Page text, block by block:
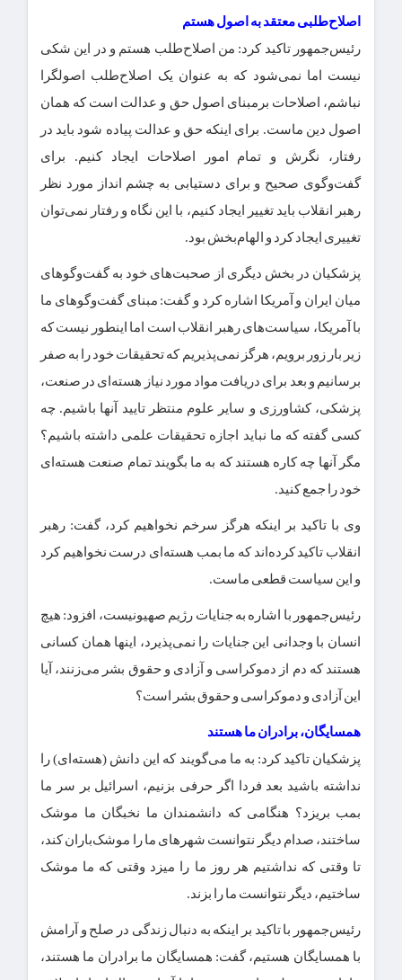
اصلاح‌طلبی معتقد به اصول هستم
رئیس‌جمهور تاکید کرد: من اصلاح‌طلب هستم و در این شکی
نیست اما نمی‌شود که به عنوان یک اصلاح‌طلب اصولگرا
نباشم، اصلاحات برمبنای اصول حق و عدالت است که همان
اصول دین ماست. برای اینکه حق و عدالت پیاده شود باید در
رفتار، نگرش و تمام امور اصلاحات ایجاد کنیم. برای
گفت‌وگوی صحیح و برای دستیابی به چشم انداز مورد نظر
رهبر انقلاب باید تغییر ایجاد کنیم، با این نگاه و رفتار نمی‌توان
تغییری ایجاد کرد و الهام‌بخش بود.
پزشکیان در بخش دیگری از صحبت‌های خود به گفت‌وگوهای
میان ایران و آمریکا اشاره کرد و گفت: مبنای گفت‌وگوهای ما
با آمریکا، سیاست‌های رهبر انقلاب است اما اینطور نیست که
زیر بار زور برویم، هرگز نمی‌پذیریم که تحقیقات خود را به صفر
برسانیم و بعد برای دریافت مواد مورد نیاز هسته‌ای در صنعت،
پزشکی، کشاورزی و سایر علوم منتظر تایید آنها باشیم. چه
کسی گفته که ما نباید اجازه تحقیقات علمی داشته باشیم؟
مگر آنها چه کاره هستند که به ما بگویند تمام صنعت هسته‌ای
خود را جمع کنید.
وی با تاکید بر اینکه هرگز سرخم نخواهیم کرد، گفت: رهبر
انقلاب تاکید کرده‌اند که ما بمب هسته‌ای درست نخواهیم کرد
و این سیاست قطعی ماست.
رئیس‌جمهور با اشاره به جنایات رژیم صهیونیست، افزود: هیچ
انسان با وجدانی این جنایات را نمی‌پذیرد، اینها همان کسانی
هستند که دم از دموکراسی و آزادی و حقوق بشر می‌زنند، آیا
این آزادی و دموکراسی و حقوق بشر است؟
همسایگان، برادران ما هستند
پزشکیان تاکید کرد: به ما می‌گویند که این دانش (هسته‌ای) را
نداشته باشید بعد فردا اگر حرفی بزنیم، اسرائیل بر سر ما
بمب بریزد؟ هنگامی که دانشمندان ما نخبگان ما موشک
ساختند، صدام دیگر نتوانست شهرهای ما را موشک‌باران کند،
تا وقتی که نداشتیم هر روز ما را میزد وقتی که ما موشک
ساختیم، دیگر نتوانست ما را بزند.
رئیس‌جمهور با تاکید بر اینکه به دنبال زندگی در صلح و آرامش
با همسایگان هستیم، گفت: همسایگان ما برادران ما هستند،